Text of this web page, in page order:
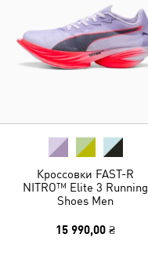
Кроссовки FAST-R
NITRO™ Elite 3 Running
Shoes Men
15 990,00 ₴